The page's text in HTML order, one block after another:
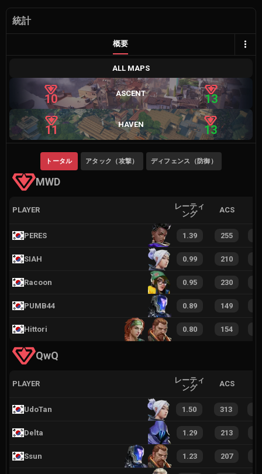
統計
概要
ALL MAPS
10 ASCENT 13
11 HAVEN 13
MWD
トータル アタック（攻撃） ディフェンス（防御）
PLAYER
レーティ
ング
ACS
PERES 1.39 255
SIAH 0.99 210
Racoon 0.95 230
PUMB44 0.89 149
Hittori 0.80 154
QwQ
PLAYER
レーティ
ング
ACS
UdoTan 1.50 313
Delta 1.29 213
Ssun 1.23 207